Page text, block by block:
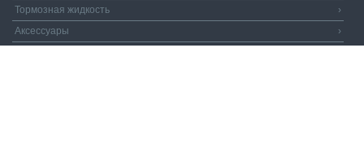
Тормозная жидкость
›
Аксессуары
›